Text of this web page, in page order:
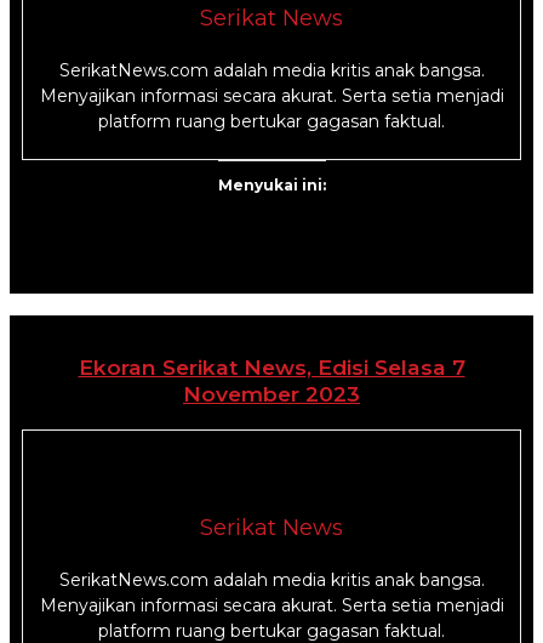
Serikat News
SerikatNews.com adalah media kritis anak bangsa.
Menyajikan informasi secara akurat. Serta setia menjadi
platform ruang bertukar gagasan faktual.
Menyukai ini:
Ekoran Serikat News, Edisi Selasa 7
November 2023
Serikat News
SerikatNews.com adalah media kritis anak bangsa.
Menyajikan informasi secara akurat. Serta setia menjadi
platform ruang bertukar gagasan faktual.